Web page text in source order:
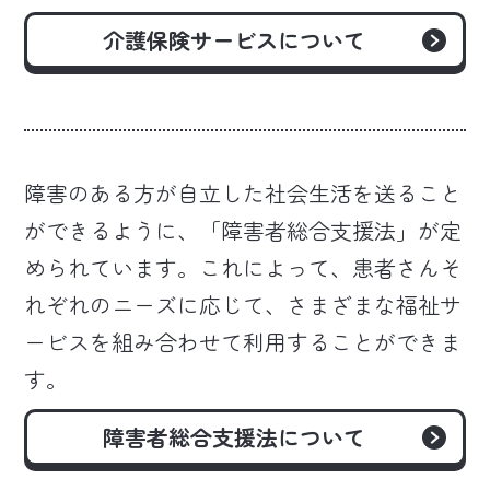
介護保険サービスについて
障害のある方が自立した社会生活を送ること
ができるように、「障害者総合支援法」が定
められています。これによって、患者さんそ
れぞれのニーズに応じて、さまざまな福祉サ
ービスを組み合わせて利用することができま
す。
障害者総合支援法について